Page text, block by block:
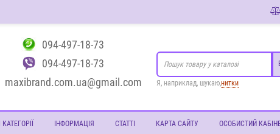
094-497-18-73
094-497-18-73
maxibrand.com.ua@gmail.com
Я, наприклад, шукаю,нитки
ІНФОРМАЦІЯ СТАТТІ КАРТА САЙТУ ОСОБИСТИЙ